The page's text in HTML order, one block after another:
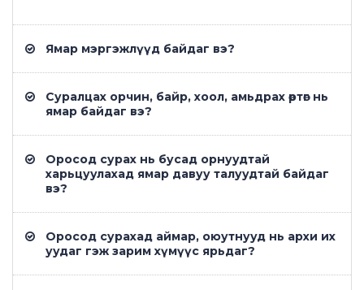
Ямар мэргэжлүүд байдаг вэ?
Суралцах орчин, байр, хоол, амьдрах өртөг нь
ямар байдаг вэ?
Оросод сурах нь бусад орнуудтай
харьцуулахад ямар давуу талуудтай байдаг
вэ?
Оросод сурахад аймар, оюутнууд нь архи их
уудаг гэж зарим хүмүүс ярьдаг?